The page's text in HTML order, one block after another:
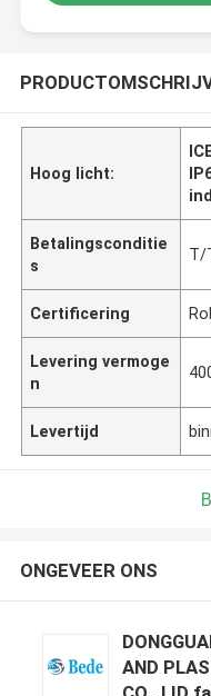
Hoog licht:
Betalingsconditie
s
T/
Certificering
Levering vermoge
n
Levertijd
ONGEVEER ONS
AND